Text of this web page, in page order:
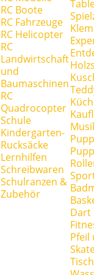
RC Boote
RC Fahrzeuge
RC Helicopter
RC
Landwirtschaft
und
Baumaschinen
RC
Quadrocopter
Schule
Kindergarten-
Rucksäcke
Lernhilfen
Schreibwaren
Schulranzen &
Zubehör
Dart
Pfeil